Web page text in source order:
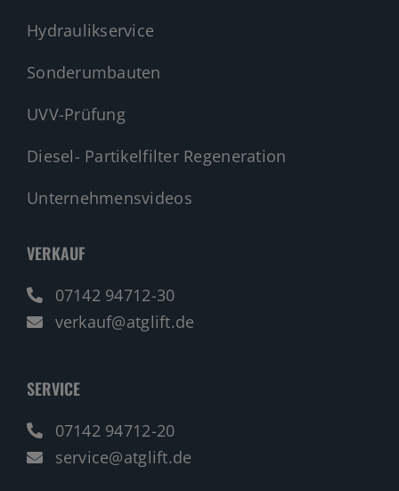
Hydraulikservice
Sonderumbauten
UVV-Prüfung
Diesel- Partikelfilter Regeneration
Unternehmensvideos
VERKAUF
07142 94712-30
verkauf@atglift.de
SERVICE
07142 94712-20
service@atglift.de